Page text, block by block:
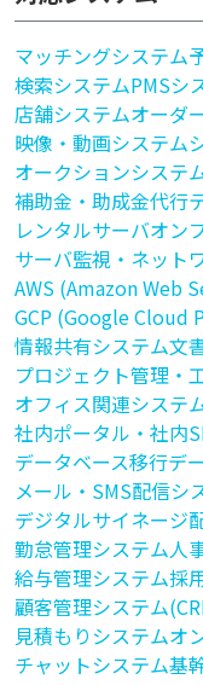
マッチングシステム
検索システムPMSシ
店舗システムオーダ
映像・動画システム
オークションシステ
補助金・助成金代行
レンタルサーバオン
サーバ監視・ネット
AWS (Amazon Web
GCP (Google Cloud
情報共有システム文
プロジェクト管理・
オフィス関連システ
社内ポータル・社内
データベース移行デ
メール・SMS配信シ
デジタルサイネージ
勤怠管理システム人
給与管理システム採
顧客管理システム
見積もりシステムオ
チャットシステム基